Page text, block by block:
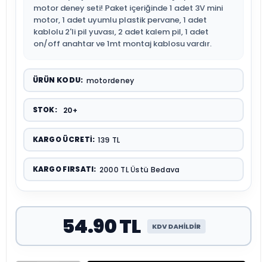
motor deney seti! Paket içeriğinde 1 adet 3V mini
motor, 1 adet uyumlu plastik pervane, 1 adet
kablolu 2'li pil yuvası, 2 adet kalem pil, 1 adet
on/off anahtar ve 1mt montaj kablosu vardır.
ÜRÜN KODU: motordeney
STOK: 20+
KARGO ÜCRETI: 139 TL
KARGO FIRSATI: 2000 TL Üstü Bedava
54.90 TL KDV DAHİLDİR